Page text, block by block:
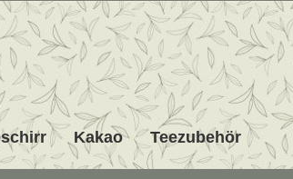
Kakao Teezubehör